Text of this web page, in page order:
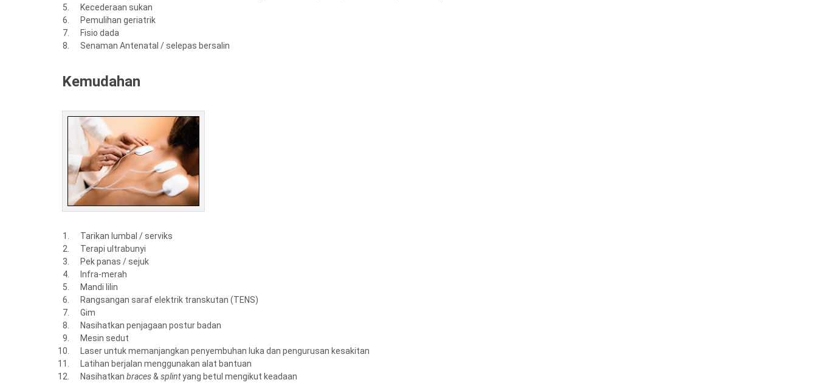
Kecederaan sukan
Pemulihan geriatrik
Fisio dada
Senaman Antenatal / selepas bersalin
Kemudahan
Tarikan lumbal / serviks
Terapi ultrabunyi
Pek panas / sejuk
Infra-merah
Mandi lilin
Rangsangan saraf elektrik transkutan (TENS)
Gim
Nasihatkan penjagaan postur badan
Mesin sedut
Laser untuk memanjangkan penyembuhan luka dan pengurusan kesakitan
Latihan berjalan menggunakan alat bantuan
Nasihatkan braces& splintyang betul mengikut keadaan